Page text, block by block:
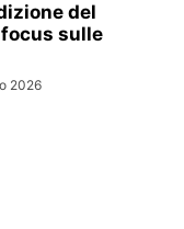
del
sulle
2026